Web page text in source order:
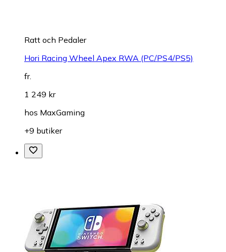
Ratt och Pedaler
Hori Racing Wheel Apex RWA (PC/PS4/PS5)
fr.
1 249 kr
hos MaxGaming
+9 butiker